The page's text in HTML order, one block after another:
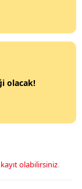
olacak!
kayıt olabilirsiniz.